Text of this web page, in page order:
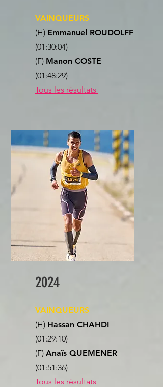
VAINQUEURS
(H) Emmanuel ROUDOLFF
(01:30:04)
(F) Manon COSTE
(01:48:29)
Tous les résultats
2024
VAINQUEURS
(H) Hassan CHAHDI
(01:29:10)
(F) Anaïs QUEMENER
(01:51:36)
Tous les résultats